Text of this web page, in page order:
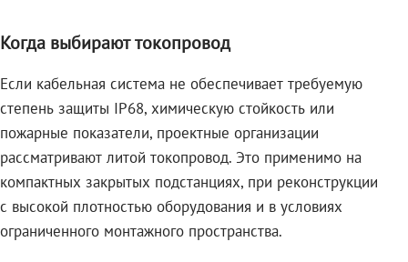
Когда выбирают токопровод
Если кабельная система не обеспечивает требуемую
степень защиты IP68, химическую стойкость или
пожарные показатели, проектные организации
рассматривают литой токопровод. Это применимо на
компактных закрытых подстанциях, при реконструкции
с высокой плотностью оборудования и в условиях
ограниченного монтажного пространства.